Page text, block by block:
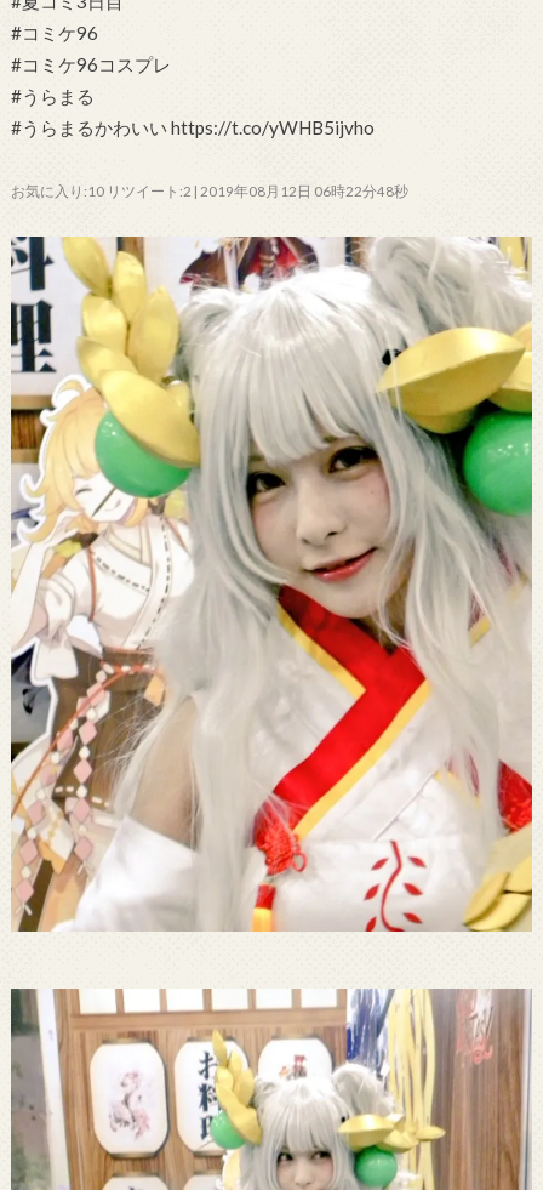
#コミケ96
#コミケ96コスプレ
#うらまる
#うらまるかわいい https://t.co/yWHB5ijvho
お気に入り:10 リツイート:2 | 2019年08月12日 06時22分48秒